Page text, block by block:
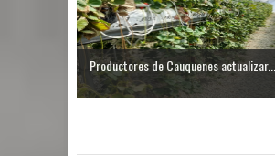
Productores de Cauquenes actualizar...